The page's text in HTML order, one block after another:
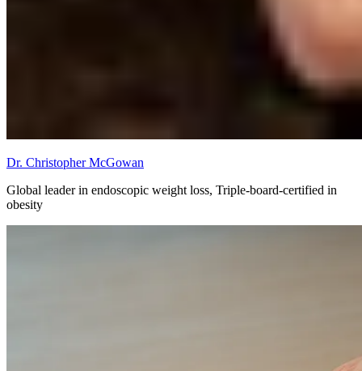
Dr. Christopher McGowan
Global leader in endoscopic weight loss, Triple-board-certified in
obesity